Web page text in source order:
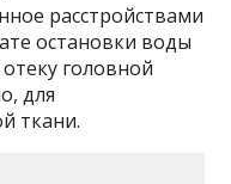
расстройствами
остановки воды
головной
для
ткани.